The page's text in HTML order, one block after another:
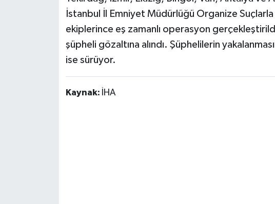
İstanbul İl Emniyet Müdürlüğü Organize
ekiplerince eş zamanlı operasyon
şüpheli gözaltına alındı. Şüphelilerin
ise sürüyor.
Kaynak: İHA